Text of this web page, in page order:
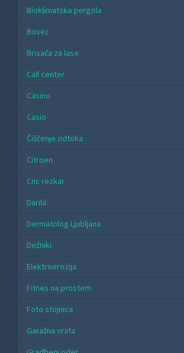
Bioklimatska pergola
Bovec
Brisača za lase
Call center
Casino
Casio
Čiščenje odtoka
Citroen
Cnc rezkar
Darila
Dermatolog Ljubljana
Dežniki
Elektroerozija
Fitnes na prostem
Foto stojnica
Garažna vrata